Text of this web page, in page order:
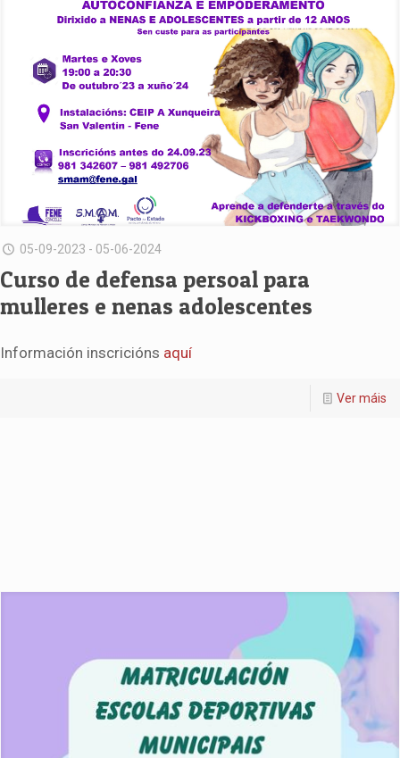
05-09-2023 - 05-06-2024
Curso de defensa persoal para
mulleres e nenas adolescentes
Información inscricións aquí
Ver máis